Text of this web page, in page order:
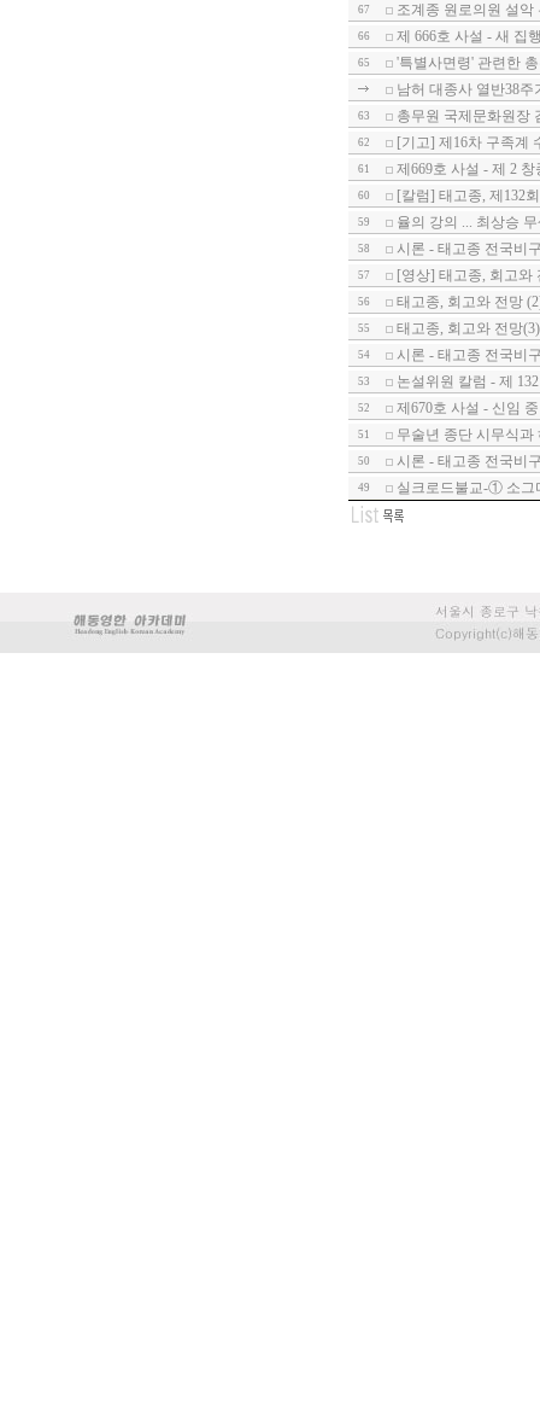
67 조계종 원로의원 설악
66 제 666호 사설 - 새 집
65
'특별사면령' 관련한
남허 대종사 열반38주
63 총무원 국제문화원장
62 [기고] 제16차 구족계
61 제669호 사설 - 제 2
60 [칼럼] 태고종, 제132
59 율의 강의 ... 최상승
58 시론 - 태고종 전국비
57 [영상] 태고종, 회고와
56 태고종, 회고와 전망
55 태고종, 회고와 전망(3)
54 시론 - 태고종 전국비
53 논설위원 칼럼 - 제
52 제670호 사설 - 신임
51 무술년 종단 시무식과
50 시론 - 태고종 전국비
49 실크로드불교-① 소그